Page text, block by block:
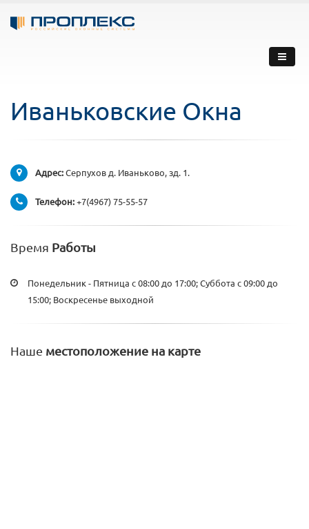
Иваньковские Окна
Адрес: Серпухов д. Иваньково, зд. 1.
Телефон: +7(4967) 75-55-57
Время Работы
Понедельник - Пятница с 08:00 до 17:00; Суббота с 09:00 до
15:00; Воскресенье выходной
Наше местоположение на карте